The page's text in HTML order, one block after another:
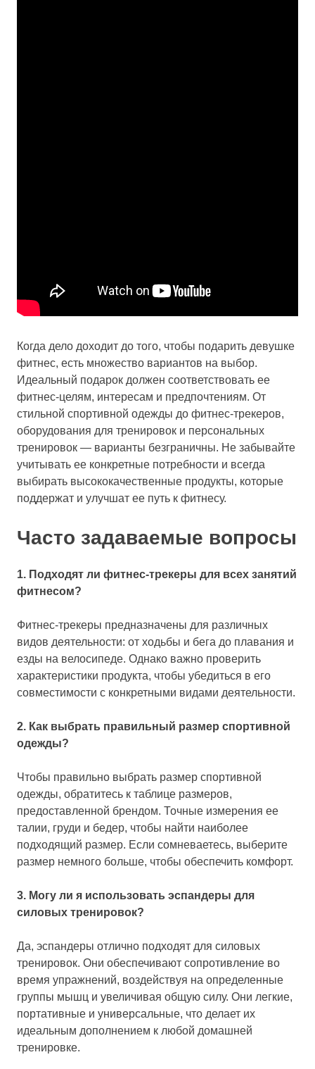
Когда дело доходит до того, чтобы подарить девушке
фитнес, есть множество вариантов на выбор.
Идеальный подарок должен соответствовать ее
фитнес-целям, интересам и предпочтениям. От
стильной спортивной одежды до фитнес-трекеров,
оборудования для тренировок и персональных
тренировок — варианты безграничны. Не забывайте
учитывать ее конкретные потребности и всегда
выбирать высококачественные продукты, которые
поддержат и улучшат ее путь к фитнесу.
Часто задаваемые вопросы
1. Подходят ли фитнес-трекеры для всех занятий
фитнесом?
Фитнес-трекеры предназначены для различных
видов деятельности: от ходьбы и бега до плавания и
езды на велосипеде. Однако важно проверить
характеристики продукта, чтобы убедиться в его
совместимости с конкретными видами деятельности.
2. Как выбрать правильный размер спортивной
одежды?
Чтобы правильно выбрать размер спортивной
одежды, обратитесь к таблице размеров,
предоставленной брендом. Точные измерения ее
талии, груди и бедер, чтобы найти наиболее
подходящий размер. Если сомневаетесь, выберите
размер немного больше, чтобы обеспечить комфорт.
3. Могу ли я использовать эспандеры для
силовых тренировок?
Да, эспандеры отлично подходят для силовых
тренировок. Они обеспечивают сопротивление во
время упражнений, воздействуя на определенные
группы мышц и увеличивая общую силу. Они легкие,
портативные и универсальные, что делает их
идеальным дополнением к любой домашней
тренировке.